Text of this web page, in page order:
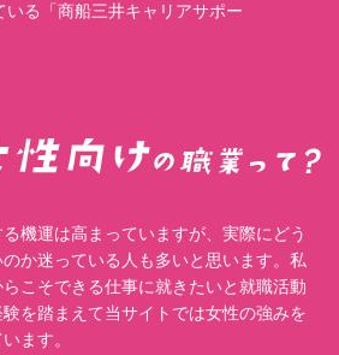
いる「商船三井キャリアサポー
機運は高まっていますが、実際にどう
か迷っている人も多いと思います。私
こそできる仕事に就きたいと就職活動
を踏まえて当サイトでは女性の強みを
ます。